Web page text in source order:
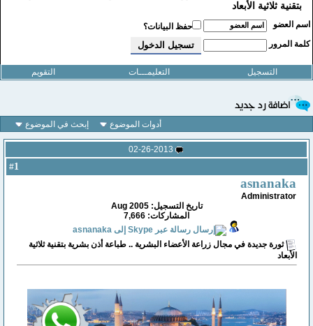
بتقنية ثلاثية الأبعاد
اسم العضو
حفظ البيانات؟
كلمة المرور
التسجيل التعليمـــات التقويم
أدوات الموضوع إبحث في الموضوع
02-26-2013
asnanaka
Administrator
تاريخ التسجيل: Aug 2005
المشاركات: 7,666
ثورة جديدة في مجال زراعة الأعضاء البشرية .. طباعة أذن بشرية بتقنية ثلاثية
الأبعاد